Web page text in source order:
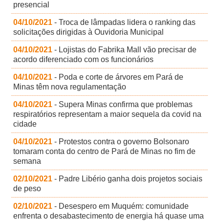
presencial
04/10/2021 - Troca de lâmpadas lidera o ranking das
solicitações dirigidas à Ouvidoria Municipal
04/10/2021 - Lojistas do Fabrika Mall vão precisar de
acordo diferenciado com os funcionários
04/10/2021 - Poda e corte de árvores em Pará de
Minas têm nova regulamentação
04/10/2021 - Supera Minas confirma que problemas
respiratórios representam a maior sequela da covid na
cidade
04/10/2021 - Protestos contra o governo Bolsonaro
tomaram conta do centro de Pará de Minas no fim de
semana
02/10/2021 - Padre Libério ganha dois projetos sociais
de peso
02/10/2021 - Desespero em Muquém: comunidade
enfrenta o desabastecimento de energia há quase uma